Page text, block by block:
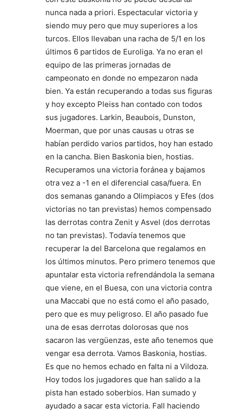
nunca nada a priori. Espectacular victoria y
siendo muy pero que muy superiores a los
turcos. Ellos llevaban una racha de 5/1 en los
últimos 6 partidos de Euroliga. Ya no eran el
equipo de las primeras jornadas de
campeonato en donde no empezaron nada
bien. Ya están recuperando a todas sus figuras
y hoy excepto Pleiss han contado con todos
sus jugadores. Larkin, Beaubois, Dunston,
Moerman, que por unas causas u otras se
habían perdido varios partidos, hoy han estado
en la cancha. Bien Baskonia bien, hostias.
Recuperamos una victoria foránea y bajamos
otra vez a -1 en el diferencial casa/fuera. En
dos semanas ganando a Olimpiacos y Efes (dos
victorias no tan previstas) hemos compensado
las derrotas contra Zenit y Asvel (dos derrotas
no tan previstas). Todavía tenemos que
recuperar la del Barcelona que regalamos en
los últimos minutos. Pero primero tenemos que
apuntalar esta victoria refrendándola la semana
que viene, en el Buesa, con una victoria contra
una Maccabi que no está como el año pasado,
pero que es muy peligroso. El año pasado fue
una de esas derrotas dolorosas que nos
sacaron las vergüenzas, este año tenemos que
vengar esa derrota. Vamos Baskonia, hostias.
Es que no hemos echado en falta ni a Vildoza.
Hoy todos los jugadores que han salido a la
pista han estado soberbios. Han sumado y
ayudado a sacar esta victoria. Fall haciendo